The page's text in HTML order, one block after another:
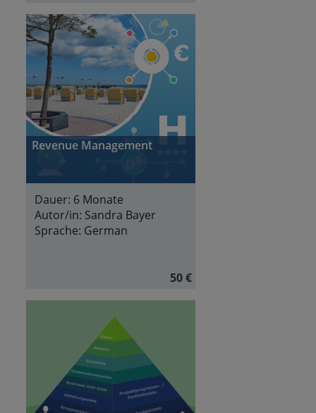
Revenue Management
Dauer: 6 Monate
Autor/in: Sandra Bayer
Sprache: German
50 €